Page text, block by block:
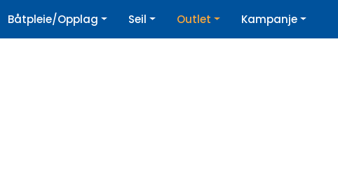
| Nyhetsbrev
Båtpleie/Opplag Seil Outlet Kampanje